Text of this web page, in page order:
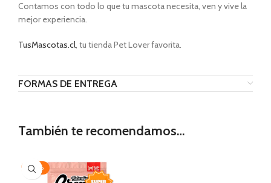
Contamos con todo lo que tu mascota necesita, ven y vive la
mejor experiencia.
TusMascotas.cl, tu tienda Pet Lover favorita.
FORMAS DE ENTREGA
También te recomendamos…
-20%